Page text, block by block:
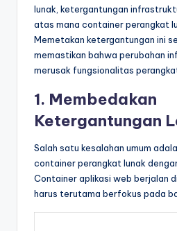
lunak, ketergantungan
atas mana container perangkat
Memetakan ketergantungan ini
memastikan bahwa perubahan
merusak fungsionalitas
1. Membedakan
Ketergantungan
Salah satu kesalahan umum
container perangkat lunak
Container aplikasi web berjalan
harus terutama berfokus pada